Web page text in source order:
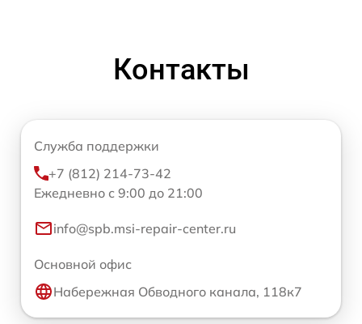
Контакты
Служба поддержки
+7 (812) 214-73-42
Ежедневно с 9:00 до 21:00
info@spb.msi-repair-center.ru
Основной офис
Набережная Обводного канала, 118к7